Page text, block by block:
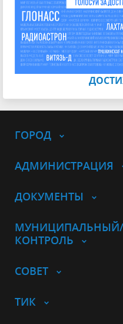
ГОРОД
АДМИНИСТРАЦИЯ
ДОКУМЕНТЫ
КОНТРОЛЬ
СОВЕТ
ТИК